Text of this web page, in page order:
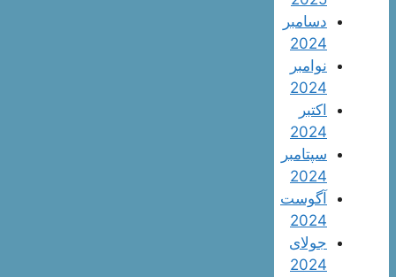
دسامبر
2024
نوامبر
2024
اکتبر
2024
سپتامبر
2024
آگوست
2024
جولای
2024